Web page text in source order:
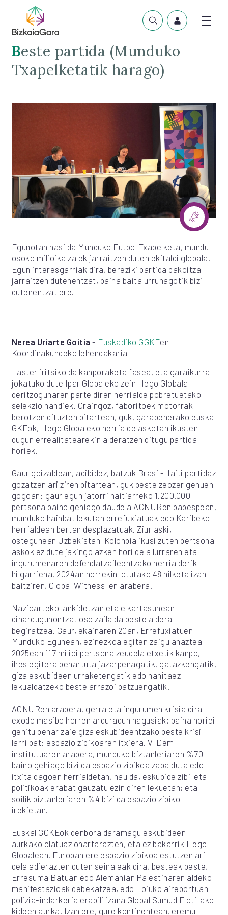
Beste partida (Munduko
Txapelketatik harago)
Egunotan hasi da Munduko Futbol Txapelketa, mundu
osoko milioika zalek jarraitzen duten ekitaldi globala.
Egun interesgarriak dira, bereziki partida bakoitza
jarraitzen dutenentzat, baina baita urrunagotik bizi
dutenentzat ere.
Nerea Uriarte Goitia - Euskadiko GGKEen
Koordinakundeko lehendakaria
Laster iritsiko da kanporaketa fasea, eta garaikurra
jokatuko dute Ipar Globaleko zein Hego Globala
deritzogunaren parte diren herrialde pobretuetako
selekzio handiek. Oraingoz, faboritoek motorrak
berotzen dituzten bitartean, guk, garapenerako euskal
GKEok, Hego Globaleko herrialde askotan ikusten
dugun errealitatearekin alderatzen ditugu partida
horiek.
Gaur goizaldean, adibidez, batzuk Brasil-Haiti partidaz
gozatzen ari ziren bitartean, guk beste zeozer genuen
gogoan: gaur egun jatorri haitiarreko 1.200.000
pertsona baino gehiago daudela ACNURen babespean,
munduko hainbat lekutan errefuxiatuak edo Karibeko
herrialdean bertan desplazatuak. Ziur aski,
ostegunean Uzbekistan-Kolonbia ikusi zuten pertsona
askok ez dute jakingo azken hori dela lurraren eta
ingurumenaren defendatzaileentzako herrialderik
hilgarriena, 2024an horrekin lotutako 48 hilketa izan
baitziren, Global Witness-en arabera.
Nazioarteko lankidetzan eta elkartasunean
dihardugunontzat oso zaila da beste aldera
begiratzea. Gaur, ekainaren 20an, Errefuxiatuen
Munduko Egunean, ezinezkoa egiten zaigu ahaztea
2025ean 117 milioi pertsona zeudela etxetik kanpo,
ihes egitera behartuta jazarpenagatik, gatazkengatik,
giza eskubideen urraketengatik edo nahitaez
lekualdatzeko beste arrazoi batzuengatik.
ACNURen arabera, gerra eta ingurumen krisia dira
exodo masibo horren arduradun nagusiak; baina horiei
gehitu behar zaie giza eskubideentzako beste krisi
larri bat: espazio zibikoaren itxiera. V-Dem
institutuaren arabera, munduko biztanleriaren %70
baino gehiago bizi da espazio zibikoa zapalduta edo
itxita dagoen herrialdetan, hau da, eskubide zibil eta
politikoak erabat gauzatu ezin diren lekuetan; eta
soilik biztanleriaren %4 bizi da espazio zibiko
irekietan.
Euskal GGKEok denbora daramagu eskubideen
aurkako olatuaz ohartarazten, eta ez bakarrik Hego
Globalean. Europan ere espazio zibikoa estutzen ari
dela adierazten duten seinaleak dira, besteak beste,
Erresuma Batuan edo Alemanian Palestinaren aldeko
manifestazioak debekatzea, edo Loiuko aireportuan
polizia-indarkeria erabili izana Global Sumud Flotillako
kideen aurka. Izan ere, gure kontinentean, eremu